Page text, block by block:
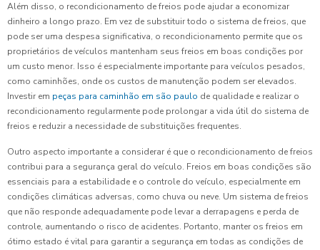
Além disso, o recondicionamento de freios pode ajudar a economizar
dinheiro a longo prazo. Em vez de substituir todo o sistema de freios, que
pode ser uma despesa significativa, o recondicionamento permite que os
proprietários de veículos mantenham seus freios em boas condições por
um custo menor. Isso é especialmente importante para veículos pesados,
como caminhões, onde os custos de manutenção podem ser elevados.
Investir em peças para caminhão em são paulo de qualidade e realizar o
recondicionamento regularmente pode prolongar a vida útil do sistema de
freios e reduzir a necessidade de substituições frequentes.
Outro aspecto importante a considerar é que o recondicionamento de freios
contribui para a segurança geral do veículo. Freios em boas condições são
essenciais para a estabilidade e o controle do veículo, especialmente em
condições climáticas adversas, como chuva ou neve. Um sistema de freios
que não responde adequadamente pode levar a derrapagens e perda de
controle, aumentando o risco de acidentes. Portanto, manter os freios em
ótimo estado é vital para garantir a segurança em todas as condições de